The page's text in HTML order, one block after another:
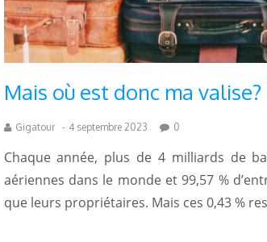
Mais où est donc ma valise?
Gigatour - 4 septembre 2023 0
Chaque année, plus de 4 milliards de
aériennes dans le monde et 99,57 %
que leurs propriétaires. Mais ces 0,43 %